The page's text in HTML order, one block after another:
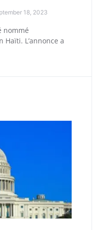
18, 2023
nommé
Haïti. L’annonce a